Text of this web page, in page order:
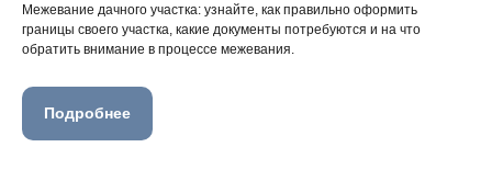
Межевание дачного участка: узнайте, как правильно оформить
границы своего участка, какие документы потребуются и на что
обратить внимание в процессе межевания.
Подробнее